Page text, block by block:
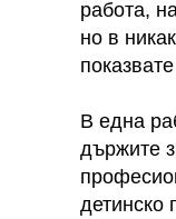
работа,
но в
В една
държите
детинско